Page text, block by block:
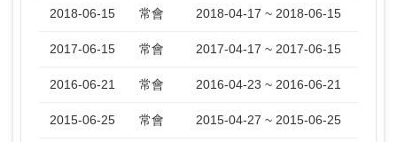
2018-06-15 常會 2018-04-17 ~ 2018-06-15
2017-06-15 常會 2017-04-17 ~ 2017-06-15
2016-06-21 常會 2016-04-23 ~ 2016-06-21
2015-06-25 常會 2015-04-27 ~ 2015-06-25